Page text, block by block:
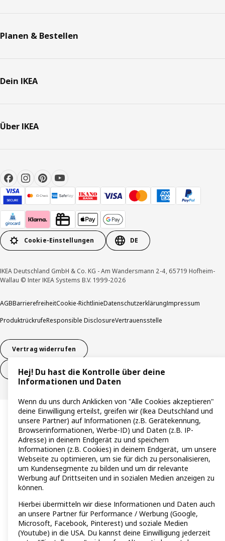
Planen & Bestellen
Dein IKEA
Über IKEA
Cookie-Einstellungen DE
IKEA Deutschland GmbH & Co. KG - Am Wandersmann 2-4, 65719 Hofheim-
Wallau © Inter IKEA Systems B.V. 1999-2026
AGBBarrierefreiheitCookie-RichtlinieDatenschutzerklärungImpressum
ProduktrückrufeResponsible DisclosureVertrauensstelle
Vertrag widerrufen
Vertrag widerrufen (Services & Leistungen)
Hej! Du hast die Kontrolle über deine
Informationen und Daten
Wenn du uns durch Anklicken von "Alle Cookies akzeptieren"
deine Einwilligung erteilst, greifen wir (Ikea Deutschland und
unsere Partner) auf Informationen (z.B. Gerätekennung,
Browserinformationen, Werbe-ID) und Daten (z.B. IP-
Adresse) in deinem Endgerät zu und speichern
Informationen (z.B. Cookies) in deinem Endgerät, um unsere
Webseite zu optimieren, um sie für dich zu personalisieren,
um Kundensegmente zu bilden und um dir relevante
Werbung auf Drittseiten und in sozialen Medien anzeigen zu
können.
Hierbei übermitteln wir diese Informationen und Daten auch
an unsere Partner für Performance / Werbung (Google,
Microsoft, Facebook, Pinterest) und soziale Medien
(Youtube) in die USA. Du kannst deine Einwilligung jederzeit